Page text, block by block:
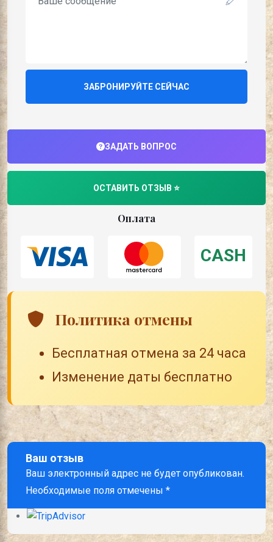
ЗАБРОНИРУЙТЕ СЕЙЧАС
ЗАДАТЬ ВОПРОС
ОСТАВИТЬ ОТЗЫВ ⭐
Оплата
CASH
Политика отмены
Бесплатная отмена за 24 часа
Изменение даты бесплатно
Ваш отзыв
Ваш электронный адрес не будет опубликован.
Необходимые поля отмечены *